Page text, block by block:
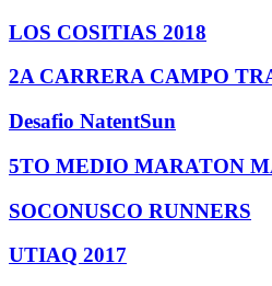
LOS COSITIAS 2018
2A CARRERA CAMPO
Desafio NatentSun
5TO MEDIO MARATON
SOCONUSCO RUNNERS
UTIAQ 2017